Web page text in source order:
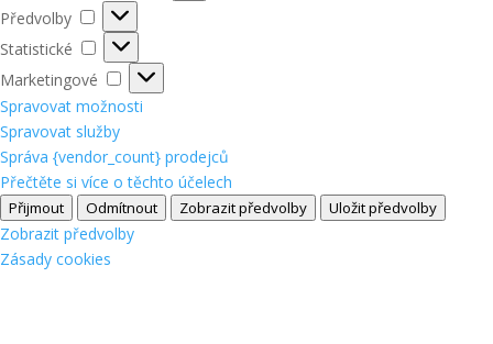
Předvolby
Předvolby
Statistické
Statistické
Marketingové
Marketingové
Spravovat možnosti
Spravovat služby
Správa {vendor_count} prodejců
Přečtěte si více o těchto účelech
Přijmout Odmítnout Zobrazit předvolby Uložit předvolby
Zobrazit předvolby
Zásady cookies